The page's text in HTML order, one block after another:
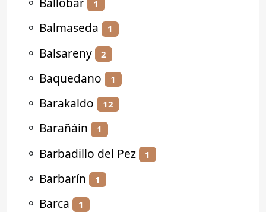
1
⚬ Balmaseda 1
⚬ Balsareny 2
⚬ Baquedano 1
⚬ Barakaldo 12
⚬ Barañáin 1
⚬ Barbadillo del Pez 1
⚬ Barbarín 1
⚬ Barca 1